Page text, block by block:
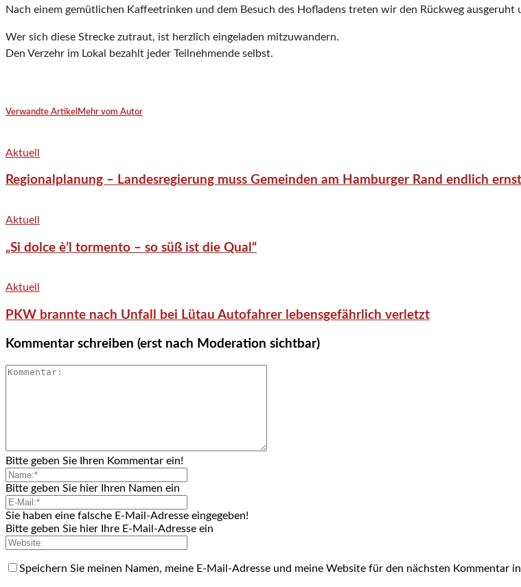
Nach einem gemütlichen Kaffeetrinken und dem Besuch des Hofladens treten wir den Rückweg ausgeruht
Wer sich diese Strecke zutraut, ist herzlich eingeladen mitzuwandern.
Den Verzehr im Lokal bezahlt jeder Teilnehmende selbst.
Verwandte Artikel Mehr vom Autor
Aktuell
Regionalplanung – Landesregierung muss Gemeinden am Hamburger Rand endlich
Aktuell
„Si dolce è’l tormento – so süß ist die Qual“
Aktuell
PKW brannte nach Unfall bei Lütau Autofahrer lebensgefährlich verletzt
Kommentar schreiben (erst nach Moderation sichtbar)
Bitte geben Sie Ihren Kommentar ein!
Bitte geben Sie hier Ihren Namen ein
Sie haben eine falsche E-Mail-Adresse eingegeben!
Bitte geben Sie hier Ihre E-Mail-Adresse ein
Speichern Sie meinen Namen, meine E-Mail-Adresse und meine Website für den nächsten Kommentar